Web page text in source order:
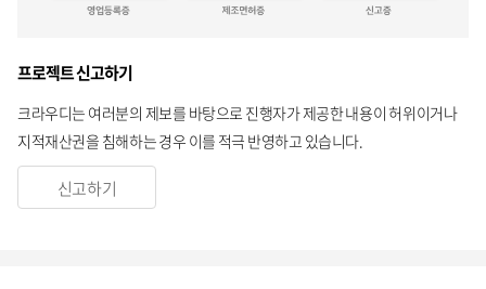
프로젝트 신고하기
크라우디는 여러분의 제보를 바탕으로 진행자가 제공한 내용이 허위이거나
지적재산권을 침해하는 경우 이를 적극 반영하고 있습니다.
신고하기